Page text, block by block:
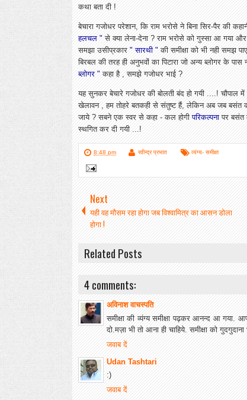
कथा बता दी !
बेचारा गजोधर परेशान, कि राम भरोसे ने बिना सिर-पैर की
हलचल "से क्या लेना-देना ? राम भरोसे को गुस्सा आ गया
समझा उसीप्रकार" सारथी "की समीक्षा को भी नही समझ
बिरबल की तरह ही अनुभवों का पिटारा जो अन्य ब्लोगर के
ब्लोगर "कहा है , समझे गजोधर भाई ?
यह सुनकर बेचारे गजोधर की बोलती बंद हो गयी ....! चौपाल
खेलावन , हम तोहरे बतकही से संतुष्ट हैं, लेकिन अब जब बसंत
जाये ? सबने एक स्वर से कहा - कल होगीपरिकल्पनापर बसंत
स्थगित कर दी गयी ...!
8:48 pm रवीन्द्र प्रभात व्यंग्य- समीक्षा
Next
यही वह मौसम रहा होगा जब विश्वामित्र का आसन डोला
होगा !
Related Posts
4 comments:
अविनाश वाचस्पति
समीक्षा की व्यंग्य समीक्षा पढ़कर आनन्द आ गया.
दो.मज़ा भी तो आना ही चाहिये. समीक्षा को गुदगुदाना
जवाब दें
Udan Tashtari
:)
जवाब दें